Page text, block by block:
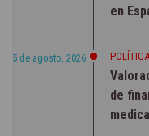
en
5 de agosto, 2026
de